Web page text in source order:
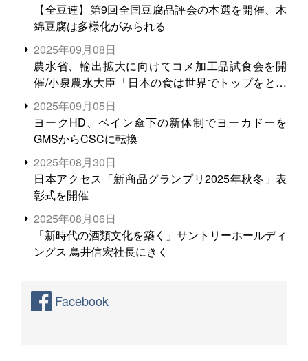
【全豆連】第9回全国豆腐品評会の本選を開催、木
綿豆腐は多様化がみられる
2025年09月08日
農水省、輸出拡大に向けてコメ加工品試食会を開
催/小泉農水大臣「日本の食は世界でトップをとれ
る。米増産に向けて、米輸出需要の拡大を」
2025年09月05日
ヨークHD、ベイン傘下の新体制でヨーカドーを
GMSからCSCに転換
2025年08月30日
日本アクセス「新商品グランプリ2025年秋冬」表
彰式を開催
2025年08月06日
「新時代の酒類文化を築く」サントリーホールディ
ングス 鳥井信宏社長にきく
Facebook